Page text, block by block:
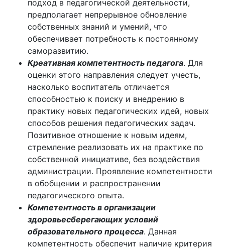
подход в педагогической деятельности,
предполагает непрерывное обновление
собственных знаний и умений, что
обеспечивает потребность к постоянному
саморазвитию.
Креативная компетентность педагога. Для
оценки этого направления следует учесть,
насколько воспитатель отличается
способностью к поиску и внедрению в
практику новых педагогических идей, новых
способов решения педагогических задач.
Позитивное отношение к новым идеям,
стремление реализовать их на практике по
собственной инициативе, без воздействия
администрации. Проявление компетентности
в обобщении и распространении
педагогического опыта.
Компетентность в организации
здоровьесберегающих условий
образовательного процесса. Данная
компетентность обеспечит наличие критерия